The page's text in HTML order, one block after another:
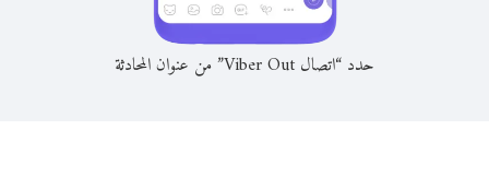
حدد “اتصال Viber Out” من عنوان المحادثة